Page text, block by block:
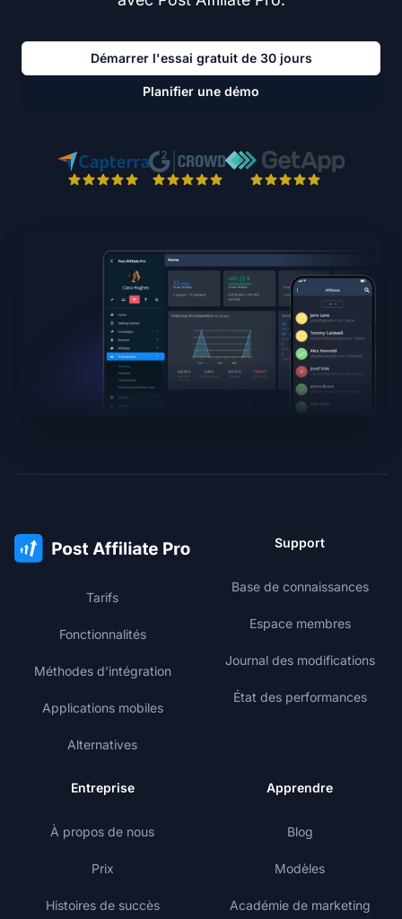
Démarrer l'essai gratuit de 30 jours
Planifier une démo
Tarifs
Fonctionnalités
Méthodes d'intégration
Applications mobiles
Alternatives
Support
Base de connaissances
Espace membres
Journal des modifications
État des performances
Entreprise
À propos de nous
Prix
Histoires de succès
Apprendre
Blog
Modèles
Académie de marketing